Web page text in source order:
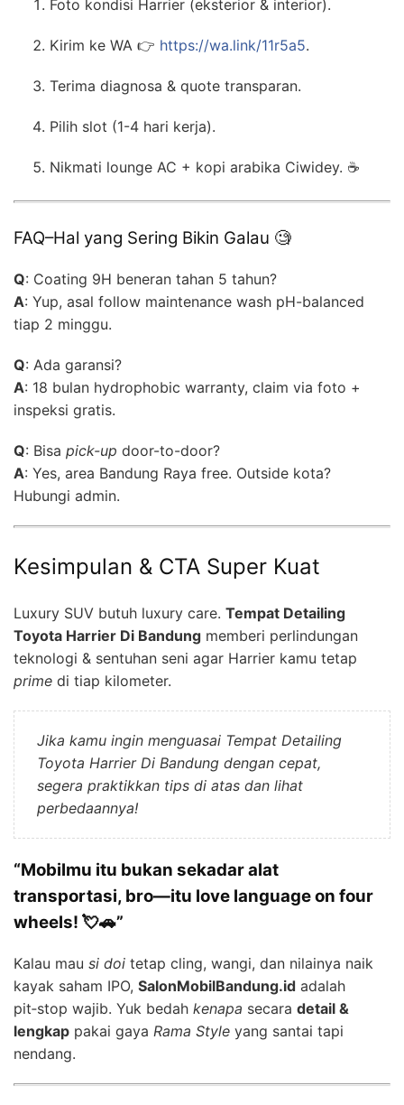
Foto kondisi Harrier (eksterior & interior).
Kirim ke WA 👉 https://wa.link/11r5a5.
Terima diagnosa & quote transparan.
Pilih slot (1-4 hari kerja).
Nikmati lounge AC + kopi arabika Ciwidey. ☕
FAQ–Hal yang Sering Bikin Galau 🧐
Q: Coating 9H beneran tahan 5 tahun?
A: Yup, asal follow maintenance wash pH-balanced
tiap 2 minggu.
Q: Ada garansi?
A: 18 bulan hydrophobic warranty, claim via foto +
inspeksi gratis.
Q: Bisa pick-up door-to-door?
A: Yes, area Bandung Raya free. Outside kota?
Hubungi admin.
Kesimpulan & CTA Super Kuat
Luxury SUV butuh luxury care. Tempat Detailing
Toyota Harrier Di Bandung memberi perlindungan
teknologi & sentuhan seni agar Harrier kamu tetap
prime di tiap kilometer.
Jika kamu ingin menguasai Tempat Detailing
Toyota Harrier Di Bandung dengan cepat,
segera praktikkan tips di atas dan lihat
perbedaannya!
“Mobilmu itu bukan sekadar alat
transportasi, bro—itu love language on four
wheels! 💘🚗”
Kalau mau si doi tetap cling, wangi, dan nilainya naik
kayak saham IPO, SalonMobilBandung.id adalah
pit‑stop wajib. Yuk bedah kenapa secara detail &
lengkap pakai gaya Rama Style yang santai tapi
nendang.